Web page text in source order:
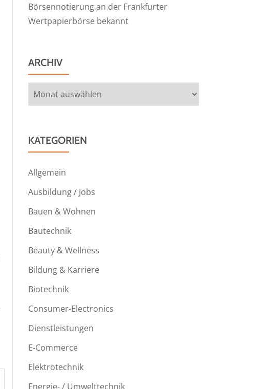
Börsennotierung an der Frankfurter
Wertpapierbörse bekannt
ARCHIV
Archiv
KATEGORIEN
Allgemein
Ausbildung / Jobs
Bauen & Wohnen
Bautechnik
Beauty & Wellness
Bildung & Karriere
Biotechnik
Consumer-Electronics
Dienstleistungen
E-Commerce
Elektrotechnik
Energie- / Umwelttechnik